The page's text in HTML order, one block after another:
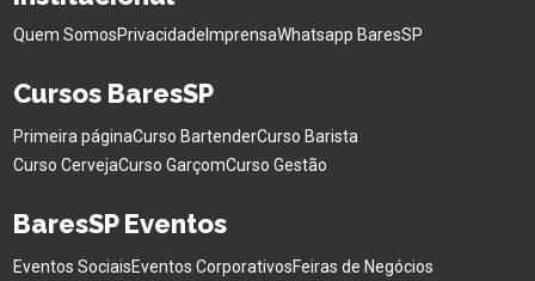
Quem SomosPrivacidade ImprensaWhatsapp BaresSP
Cursos BaresSP
Primeira páginaCurso BartenderCurso Barista
Curso CervejaCurso GarçomCurso Gestão
BaresSP Eventos
Eventos SociaisEventos CorporativosFeiras de Negócios